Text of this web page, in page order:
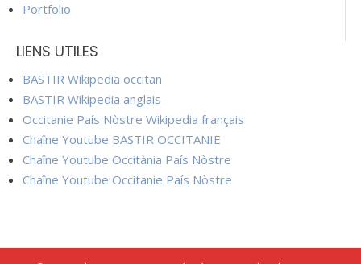
Portfolio
LIENS UTILES
BASTIR Wikipedia occitan
BASTIR Wikipedia anglais
Occitanie País Nòstre Wikipedia français
Chaîne Youtube BASTIR OCCITANIE
Chaîne Youtube Occitània País Nòstre
Chaîne Youtube Occitanie País Nòstre